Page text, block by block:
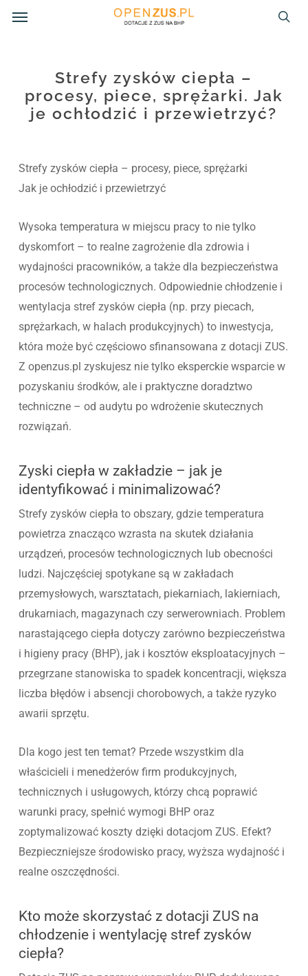
Skip
Strefy zysków ciepła –
procesy, piece, sprężarki. Jak
je ochłodzić i przewietrzyć?
Strefy zysków ciepła – procesy, piece, sprężarki
Jak je ochłodzić i przewietrzyć
Wysoka temperatura w miejscu pracy to nie tylko
dyskomfort – to realne zagrożenie dla zdrowia i
wydajności pracowników, a także dla bezpieczeństwa
procesów technologicznych. Odpowiednie chłodzenie i
wentylacja stref zysków ciepła (np. przy piecach,
sprężarkach, w halach produkcyjnych) to inwestycja,
która może być częściowo sfinansowana z dotacji ZUS.
Z openzus.pl zyskujesz nie tylko eksperckie wsparcie w
pozyskaniu środków, ale i praktyczne doradztwo
techniczne – od audytu po wdrożenie skutecznych
rozwiązań.
Zyski ciepła w zakładzie – jak je
identyfikować i minimalizować?
Strefy zysków ciepła to obszary, gdzie temperatura
powietrza znacząco wzrasta na skutek działania
urządzeń, procesów technologicznych lub obecności
ludzi. Najczęściej spotykane są w zakładach
przemysłowych, warsztatach, piekarniach, lakierniach,
drukarniach, magazynach czy serwerowniach. Problem
narastającego ciepła dotyczy zarówno bezpieczeństwa
i higieny pracy (BHP), jak i kosztów eksploatacyjnych –
przegrzane stanowiska to spadek koncentracji, większa
liczba błędów i absencji chorobowych, a także ryzyko
awarii sprzętu.
Dla kogo jest ten temat? Przede wszystkim dla
właścicieli i menedżerów firm produkcyjnych,
technicznych i usługowych, którzy chcą poprawić
warunki pracy, spełnić wymogi BHP oraz
zoptymalizować koszty dzięki dotacjom ZUS. Efekt?
Bezpieczniejsze środowisko pracy, wyższa wydajność i
realne oszczędności.
Kto może skorzystać z dotacji ZUS na
chłodzenie i wentylację stref zysków
ciepła?